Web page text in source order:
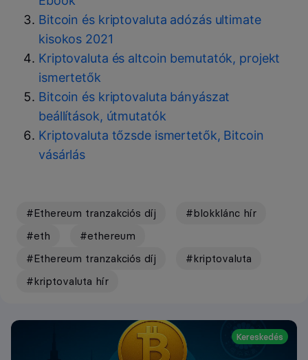
Bitcoin és kriptovaluta adózás ultimate
kisokos 2021
Kriptovaluta és altcoin bemutatók, projekt
ismertetők
Bitcoin és kriptovaluta bányászat
beállítások, útmutatók
Kriptovaluta tőzsde ismertetők, Bitcoin
vásárlás
#Ethereum tranzakciós díj
#blokklánc hír
#eth
#ethereum
#Ethereum tranzakciós díj
#kriptovaluta
#kriptovaluta hír
Kereskedés